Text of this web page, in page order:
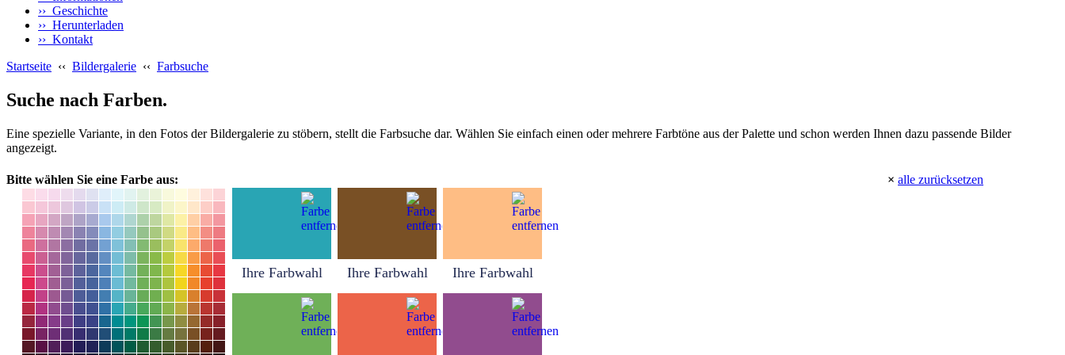
›› Geschichte
›› Herunterladen
›› Kontakt
Startseite ‹‹ Bildergalerie ‹‹ Farbsuche
Suche nach Farben.
Eine spezielle Variante, in den Fotos der Bildergalerie zu stöbern, stellt die Farbsuche dar. Wählen Sie einfach einen oder mehrere Farbtöne aus der Palette und schon werden Ihnen dazu passende Bilder
angezeigt.
× alle zurücksetzen
Bitte wählen Sie eine Farbe aus:
Ihre Farbwahl Ihre Farbwahl Ihre Farbwahl